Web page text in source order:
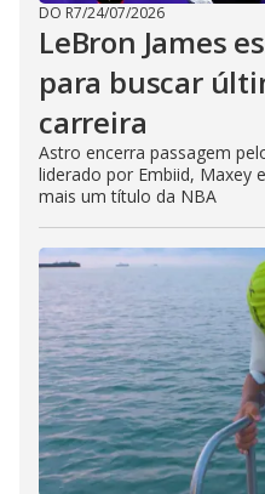
DO R7/24/07/2026
LeBron James
para buscar
carreira
Astro encerra passagem
liderado por Embiid, Maxey
mais um título da NBA